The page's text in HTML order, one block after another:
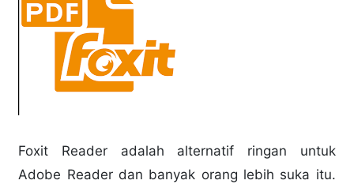
Foxit Reader adalah alternatif ringan untuk
Adobe Reader dan banyak orang lebih suka itu.